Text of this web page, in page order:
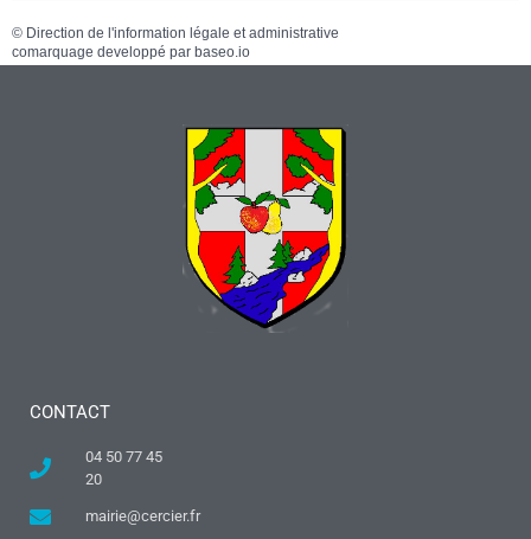
© Direction de l'information légale et administrative
comarquage developpé par baseo.io
CONTACT
04 50 77 45
20
mairie@cercier.fr